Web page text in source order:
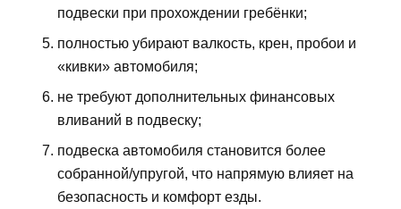
подвески при прохождении гребёнки;
полностью убирают валкость, крен, пробои и
«кивки» автомобиля;
не требуют дополнительных финансовых
вливаний в подвеску;
подвеска автомобиля становится более
собранной/упругой, что напрямую влияет на
безопасность и комфорт езды.